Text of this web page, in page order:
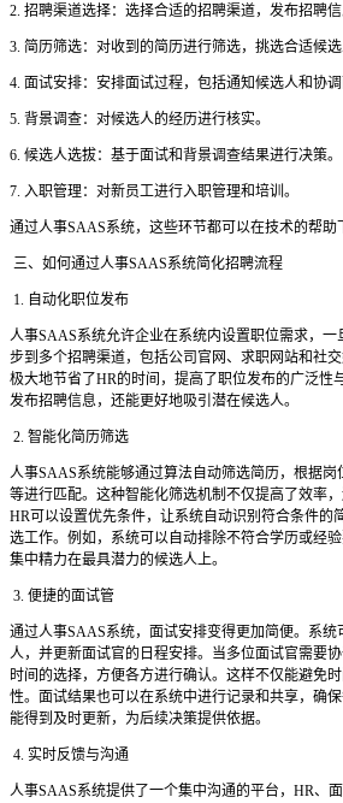
2. 招聘渠道选择：选择合适的招聘渠道，发布招聘信
3. 简历筛选：对收到的简历进行筛选，挑选合适候选
4. 面试安排：安排面试过程，包括通知候选人和协调
5. 背景调查：对候选人的经历进行核实。
6. 候选人选拔：基于面试和背景调查结果进行决策。
7. 入职管理：对新员工进行入职管理和培训。
通过人事SAAS系统，这些环节都可以在技术的帮助
三、如何通过人事SAAS系统简化招聘流程
1. 自动化职位发布
人事SAAS系统允许企业在系统内设置职位需求，一
步到多个招聘渠道，包括公司官网、求职网站和社
极大地节省了HR的时间，提高了职位发布的广泛性
发布招聘信息，还能更好地吸引潜在候选人。
2. 智能化简历筛选
人事SAAS系统能够通过算法自动筛选简历，根据
等进行匹配。这种智能化筛选机制不仅提高了效率，
HR可以设置优先条件，让系统自动识别符合条件的
选工作。例如，系统可以自动排除不符合学历或经
集中精力在最具潜力的候选人上。
3. 便捷的面试管
通过人事SAAS系统，面试安排变得更加简便。系
人，并更新面试官的日程安排。当多位面试官需要
时间的选择，方便各方进行确认。这样不仅能避免
性。面试结果也可以在系统中进行记录和共享，确
能得到及时更新，为后续决策提供依据。
4. 实时反馈与沟通
人事SAAS系统提供了一个集中沟通的平台，HR、